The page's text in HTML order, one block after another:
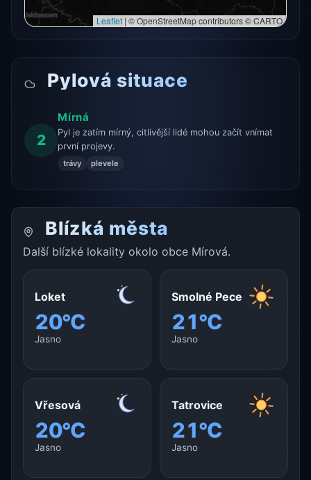
Leaflet | © OpenStreetMap contributors © CARTO
Pylová situace
2
Mírná
Pyl je zatím mírný, citlivější lidé mohou začít vnímat
první projevy.
trávy plevele
Blízká města
Další blízké lokality okolo obce Mírová.
Loket
20°C
Jasno
Smolné Pece
21°C
Jasno
Vřesová
20°C
Jasno
Tatrovice
21°C
Jasno